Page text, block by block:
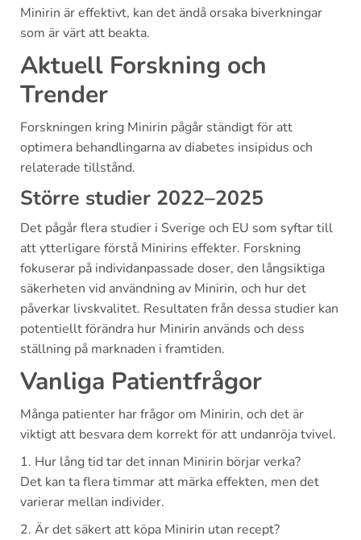
Minirin är effektivt, kan det ändå orsaka biverkningar
som är värt att beakta.
Aktuell Forskning och
Trender
Forskningen kring Minirin pågår ständigt för att
optimera behandlingarna av diabetes insipidus och
relaterade tillstånd.
Större studier 2022–2025
Det pågår flera studier i Sverige och EU som syftar till
att ytterligare förstå Minirins effekter. Forskning
fokuserar på individanpassade doser, den långsiktiga
säkerheten vid användning av Minirin, och hur det
påverkar livskvalitet. Resultaten från dessa studier kan
potentiellt förändra hur Minirin används och dess
ställning på marknaden i framtiden.
Vanliga Patientfrågor
Många patienter har frågor om Minirin, och det är
viktigt att besvara dem korrekt för att undanröja tvivel.
1. Hur lång tid tar det innan Minirin börjar verka?
Det kan ta flera timmar att märka effekten, men det
varierar mellan individer.
2. Är det säkert att köpa Minirin utan recept?